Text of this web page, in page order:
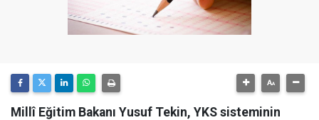
Millî Eğitim Bakanı Yusuf Tekin, YKS sisteminin